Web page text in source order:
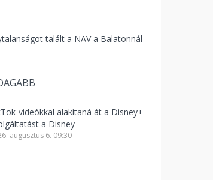
talált a NAV a Balatonnál
videókkal alakítaná át a Disney+
a Disney
augusztus 6. 09:30